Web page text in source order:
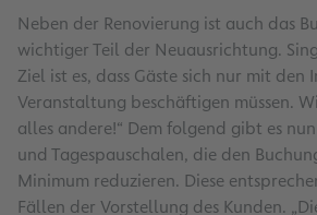
Neben der Renovierung ist auch das
wichtiger Teil der Neuausrichtung.
Ziel ist es, dass Gäste sich nur mit den
Veranstaltung beschäftigen müssen.
alles andere!“ Dem folgend gibt es
und Tagespauschalen, die den
Minimum reduzieren. Diese
Fällen der Vorstellung des Kunden.